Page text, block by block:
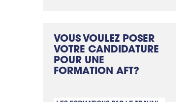
VOUS VOULEZ POSER
VOTRE CANDIDATURE
POUR UNE
FORMATION AFT?